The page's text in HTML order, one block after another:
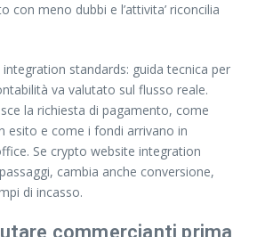
con meno dubbi e l’attivita’ riconcilia
standards: guida tecnica per
va valutato sul flusso reale.
la richiesta di pagamento, come
esito e come i fondi arrivano in
Se crypto website integration
cambia anche conversione,
di incasso.
commercianti prima